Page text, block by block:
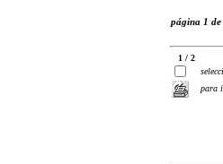
página 1 de
1 / 2
para